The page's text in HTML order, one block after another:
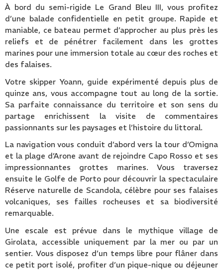
À bord du semi-rigide Le Grand Bleu III, vous profitez
d’une balade confidentielle en petit groupe. Rapide et
maniable, ce bateau permet d’approcher au plus près les
reliefs et de pénétrer facilement dans les grottes
marines pour une immersion totale au cœur des roches et
des falaises.
Votre skipper Yoann, guide expérimenté depuis plus de
quinze ans, vous accompagne tout au long de la sortie.
Sa parfaite connaissance du territoire et son sens du
partage enrichissent la visite de commentaires
passionnants sur les paysages et l’histoire du littoral.
La navigation vous conduit d’abord vers la tour d’Omigna
et la plage d’Arone avant de rejoindre Capo Rosso et ses
impressionnantes grottes marines. Vous traversez
ensuite le Golfe de Porto pour découvrir la spectaculaire
Réserve naturelle de Scandola, célèbre pour ses falaises
volcaniques, ses failles rocheuses et sa biodiversité
remarquable.
Une escale est prévue dans le mythique village de
Girolata, accessible uniquement par la mer ou par un
sentier. Vous disposez d’un temps libre pour flâner dans
ce petit port isolé, profiter d’un pique-nique ou déjeuner